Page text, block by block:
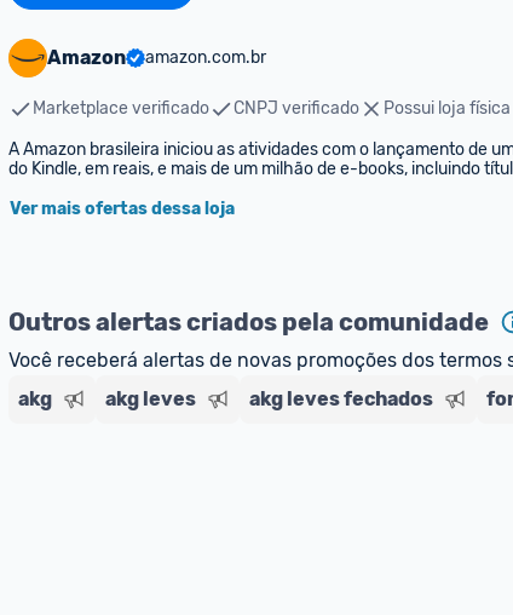
Amazon amazon.com.br
Marketplace verificado CNPJ verificado
Possui loja física
A Amazon brasileira iniciou as atividades com o lançamento de
do Kindle, em reais, e mais de um milhão de e-books, incluindo
Ver mais ofertas dessa loja
Outros alertas criados pela comunidade
Você receberá alertas de novas promoções dos termos
akg
akg leves akg leves fechados